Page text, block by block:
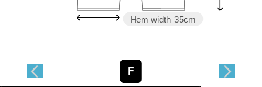
Hem width 35cm
F